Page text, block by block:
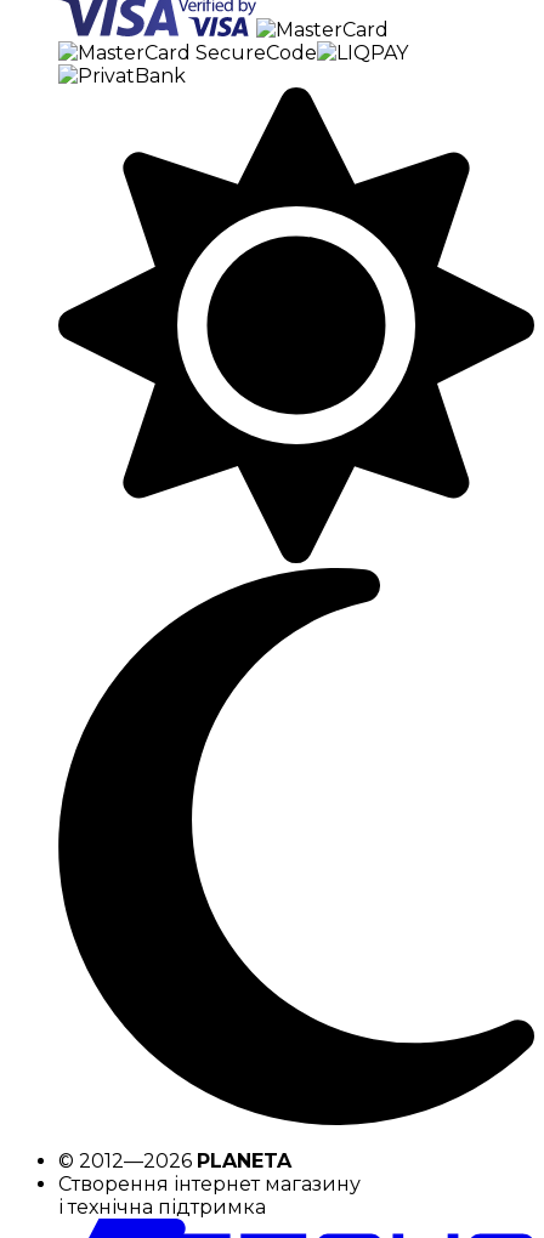
© 2012—2026 PLANETA
Створення інтернет магазину
і технічна підтримка